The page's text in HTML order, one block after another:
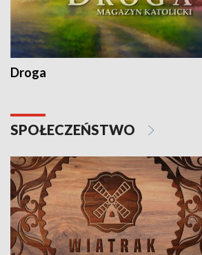
Droga
SPOŁECZEŃSTWO